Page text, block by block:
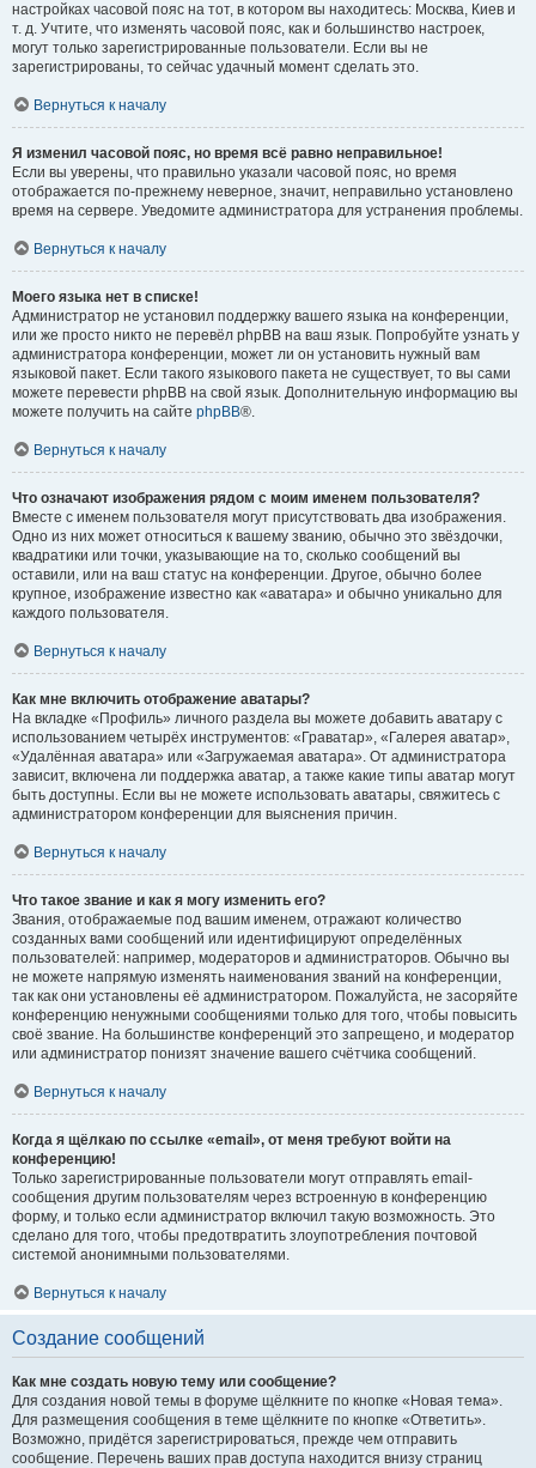
настройках часовой пояс на тот, в котором вы находитесь: Москва, Киев и
т. д. Учтите, что изменять часовой пояс, как и большинство настроек,
могут только зарегистрированные пользователи. Если вы не
зарегистрированы, то сейчас удачный момент сделать это.
Вернуться к началу
Я изменил часовой пояс, но время всё равно неправильное!
Если вы уверены, что правильно указали часовой пояс, но время
отображается по-прежнему неверное, значит, неправильно установлено
время на сервере. Уведомите администратора для устранения проблемы.
Вернуться к началу
Моего языка нет в списке!
Администратор не установил поддержку вашего языка на конференции,
или же просто никто не перевёл phpBB на ваш язык. Попробуйте узнать у
администратора конференции, может ли он установить нужный вам
языковой пакет. Если такого языкового пакета не существует, то вы сами
можете перевести phpBB на свой язык. Дополнительную информацию вы
можете получить на сайте phpBB®.
Вернуться к началу
Что означают изображения рядом с моим именем пользователя?
Вместе с именем пользователя могут присутствовать два изображения.
Одно из них может относиться к вашему званию, обычно это звёздочки,
квадратики или точки, указывающие на то, сколько сообщений вы
оставили, или на ваш статус на конференции. Другое, обычно более
крупное, изображение известно как «аватара» и обычно уникально для
каждого пользователя.
Вернуться к началу
Как мне включить отображение аватары?
На вкладке «Профиль» личного раздела вы можете добавить аватару с
использованием четырёх инструментов: «Граватар», «Галерея аватар»,
«Удалённая аватара» или «Загружаемая аватара». От администратора
зависит, включена ли поддержка аватар, а также какие типы аватар могут
быть доступны. Если вы не можете использовать аватары, свяжитесь с
администратором конференции для выяснения причин.
Вернуться к началу
Что такое звание и как я могу изменить его?
Звания, отображаемые под вашим именем, отражают количество
созданных вами сообщений или идентифицируют определённых
пользователей: например, модераторов и администраторов. Обычно вы
не можете напрямую изменять наименования званий на конференции,
так как они установлены её администратором. Пожалуйста, не засоряйте
конференцию ненужными сообщениями только для того, чтобы повысить
своё звание. На большинстве конференций это запрещено, и модератор
или администратор понизят значение вашего счётчика сообщений.
Вернуться к началу
Когда я щёлкаю по ссылке «email», от меня требуют войти на
конференцию!
Только зарегистрированные пользователи могут отправлять email-
сообщения другим пользователям через встроенную в конференцию
форму, и только если администратор включил такую возможность. Это
сделано для того, чтобы предотвратить злоупотребления почтовой
системой анонимными пользователями.
Вернуться к началу
Создание сообщений
Как мне создать новую тему или сообщение?
Для создания новой темы в форуме щёлкните по кнопке «Новая тема».
Для размещения сообщения в теме щёлкните по кнопке «Ответить».
Возможно, придётся зарегистрироваться, прежде чем отправить
сообщение. Перечень ваших прав доступа находится внизу страниц